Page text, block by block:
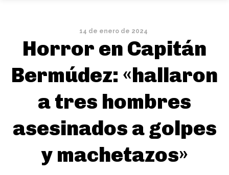
14 de enero de 2024
Horror en Capitán
Bermúdez: «hallaron
a tres hombres
asesinados a golpes
y machetazos»